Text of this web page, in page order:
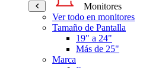
Monitores
Ver todo en monitores
Tamaño de Pantalla
19" a 24"
Más de 25"
Marca